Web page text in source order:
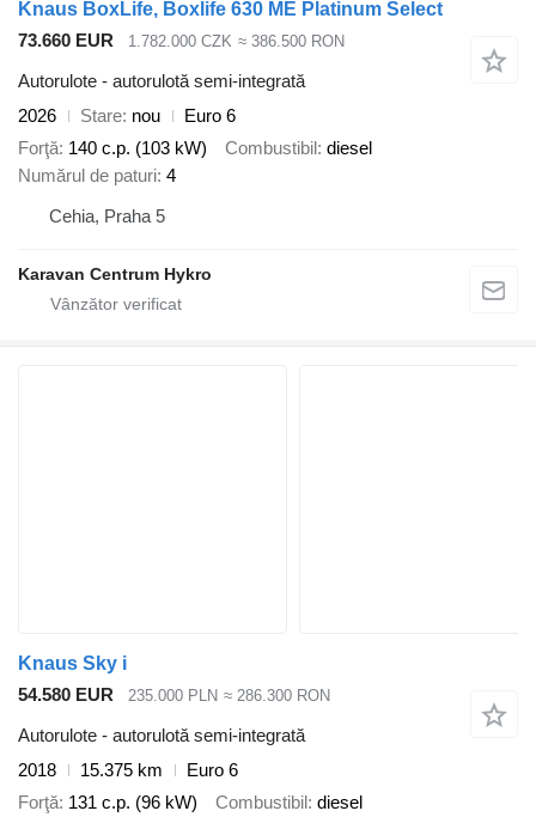
Knaus BoxLife, Boxlife 630 ME Platinum Select
73.660 EUR
1.782.000 CZK ≈ 386.500 RON
Autorulote - autorulotă semi-integrată
2026
Stare nou
Euro 6
Forţă 140 c.p. (103 kW) Combustibil diesel
Numărul de paturi 4
Cehia, Praha 5
Karavan Centrum Hykro
Knaus Sky i
54.580 EUR
235.000 PLN ≈ 286.300 RON
Autorulote - autorulotă semi-integrată
2018
15.375 km
Euro 6
Forţă 131 c.p. (96 kW) Combustibil diesel